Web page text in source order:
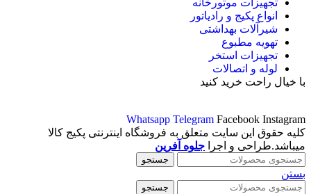
تجهیزات موتورخانه
انواع پکیج و رادیاتور
شیرآلات بهداشتی
تهویه مطبوع
تجهیزات استخر
لوله و اتصالات
با خیال راحت خرید کنید
Whatsapp Telegram Facebook Instagram
کلیه حقوق این سایت متعلق به فروشگاه اینترنتی پکیج کالا
میباشد.طراحی و اجرا جلوه آفرین
جستجو
بستن
جستجو